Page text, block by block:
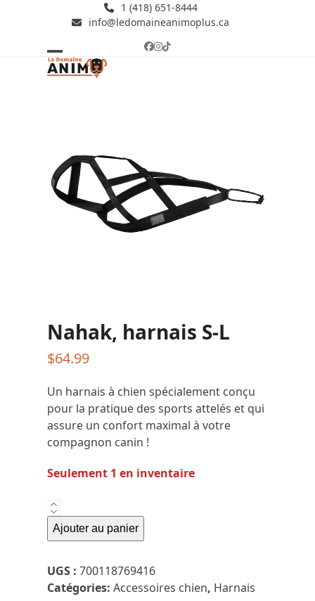
1 (418) 651-8444
info@ledomaineanimoplus.ca
Facebook
Instagram
Tiktok
Open
Close
Nahak, harnais S-L
$64.99
Un harnais à chien spécialement conçu
pour la pratique des sports attelés et qui
assure un confort maximal à votre
compagnon canin !
Seulement 1 en inventaire
quantité
de
Nahak,
S-
L
Ajouter au panier
UGS :700118769416
Catégories:Accessoires chien, Harnais